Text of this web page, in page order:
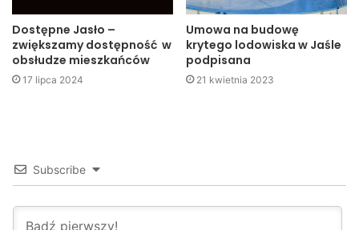
Chcemy, aby Łukasz nadal dumnie reprezentował nasz
region i kraj, do czego potrzebny jest mu rower typu
Handbike, na zakup którego przeznaczone zostaną środki
zebrane podczas koncertu.
powiat zbiórka
Dostępne Jasło –
zwiększamy dostępność w
obsłudze mieszkańców
17 lipca 2024
Umowa na budowę
krytego lodowiska w Jaśle
podpisana
21 kwietnia 2023
Subscribe